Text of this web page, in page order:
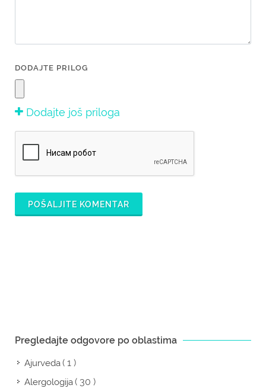
DODAJTE PRILOG
Dodajte još priloga
POŠALJITE KOMENTAR
Pregledajte odgovore po oblastima
Ajurveda( 1 )
Alergologija( 30 )